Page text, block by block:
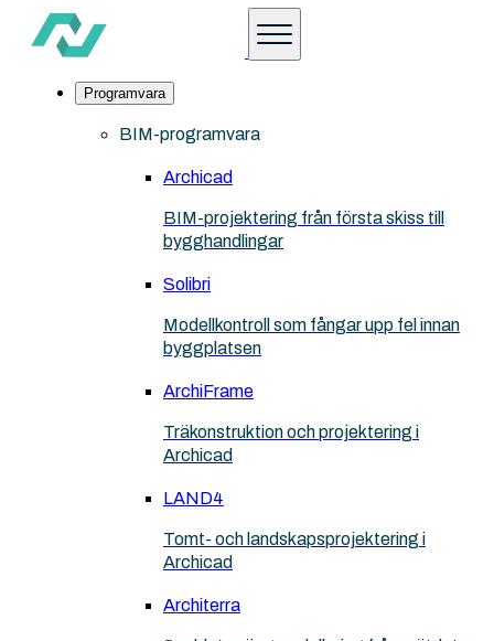
Programvara
BIM-programvara
Archicad
BIM-projektering från första skiss till
bygghandlingar
Solibri
Modellkontroll som fångar upp fel innan
byggplatsen
ArchiFrame
Träkonstruktion och projektering i
Archicad
LAND4
Tomt- och landskapsprojektering i
Archicad
Architerra